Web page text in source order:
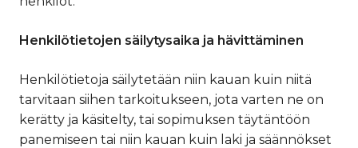
Henkilötietojen säilytysaika ja hävittäminen
Henkilötietoja säilytetään niin kauan kuin niitä
tarvitaan siihen tarkoitukseen, jota varten ne on
kerätty ja käsitelty, tai sopimuksen täytäntöön
panemiseen tai niin kauan kuin laki ja säännökset